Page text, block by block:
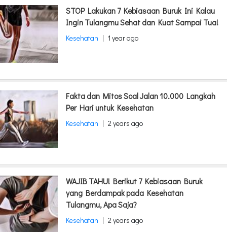
STOP Lakukan 7 Kebiasaan Buruk Ini Kalau
Ingin Tulangmu Sehat dan Kuat Sampai Tua!
Kesehatan | 1 year ago
Fakta dan Mitos Soal Jalan 10.000 Langkah
Per Hari untuk Kesehatan
Kesehatan | 2 years ago
WAJIB TAHU! Berikut 7 Kebiasaan Buruk
yang Berdampak pada Kesehatan
Tulangmu, Apa Saja?
Kesehatan | 2 years ago